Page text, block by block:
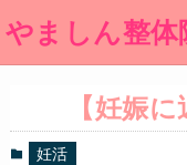
やましん整体
【妊娠
妊活